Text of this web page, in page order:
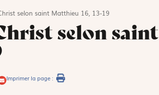
selon saint Matthieu 16, 13-19
selon saint
Imprimer la page :